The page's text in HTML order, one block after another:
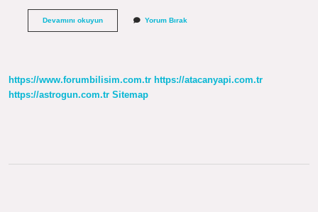
Devamını okuyunAçığını
Yorum Bırak
https://www.forumbilisim.com.tr https://atacanyapi.com.tr
https://astrogun.com.tr Sitemap